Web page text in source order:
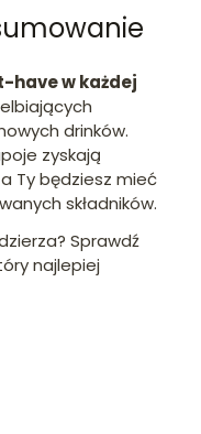
have w każdej
drinków.
zyskają
Ty będziesz mieć
składników.
Sprawdź
najlepiej